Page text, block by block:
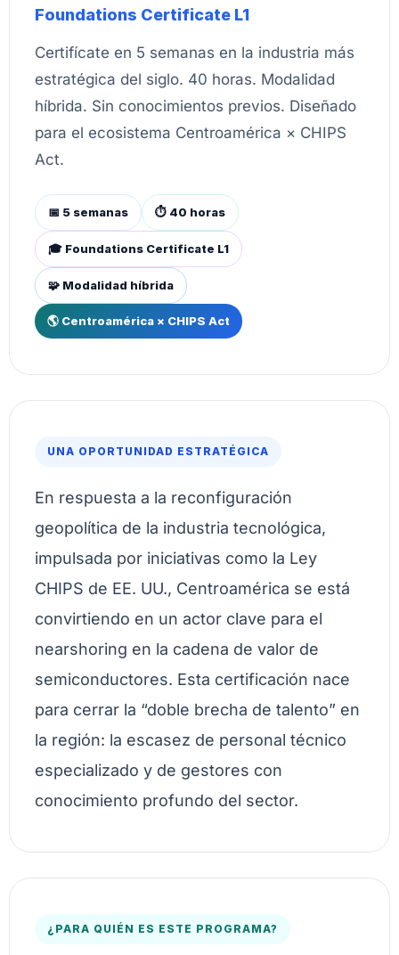
Foundations Certificate L1
Certifícate en 5 semanas en la industria más
estratégica del siglo. 40 horas. Modalidad
híbrida. Sin conocimientos previos. Diseñado
para el ecosistema Centroamérica × CHIPS
Act.
📅 5 semanas ⏱ 40 horas
🎓 Foundations Certificate L1
🧩 Modalidad híbrida
🌎 Centroamérica × CHIPS Act
UNA OPORTUNIDAD ESTRATÉGICA
En respuesta a la reconfiguración
geopolítica de la industria tecnológica,
impulsada por iniciativas como la Ley
CHIPS de EE. UU., Centroamérica se está
convirtiendo en un actor clave para el
nearshoring en la cadena de valor de
semiconductores. Esta certificación nace
para cerrar la “doble brecha de talento” en
la región: la escasez de personal técnico
especializado y de gestores con
conocimiento profundo del sector.
¿PARA QUIÉN ES ESTE PROGRAMA?